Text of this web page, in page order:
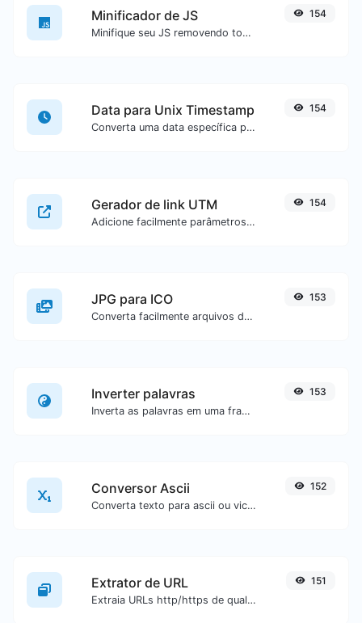
Minificador de JS
Minifique seu JS removendo todos os caracteres desnecessários.
154
Data para Unix Timestamp
Converta uma data específica para o formato de unix timestamp.
154
Gerador de link UTM
Adicione facilmente parâmetros UTM válidos e gere um link rastreável UTM.
154
JPG para ICO
Converta facilmente arquivos de imagem JPG para ICO.
153
Inverter palavras
Inverta as palavras em uma frase ou parágrafo com facilidade.
153
Conversor Ascii
Converta texto para ascii ou vice-versa para qualquer entrada de texto.
152
Extrator de URL
Extraia URLs http/https de qualquer tipo de conteúdo textual.
151